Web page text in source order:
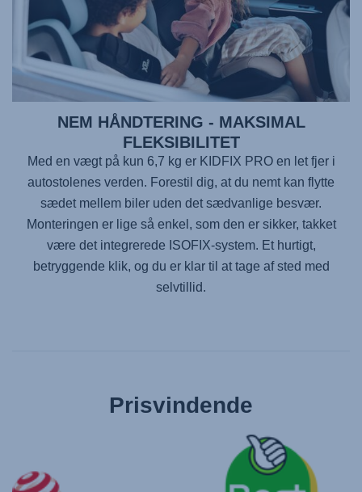
NEM HÅNDTERING - MAKSIMAL
FLEKSIBILITET
Med en vægt på kun 6,7 kg er KIDFIX PROen let fjer i
autostolenes verden. Forestil dig, at du nemt kan flytte
sædet mellem biler uden det sædvanlige besvær.
Monteringen er lige så enkel, som den er sikker, takket
være det integrerede ISOFIX-system. Et hurtigt,
betryggende klik, og du er klar til at tage af sted med
selvtillid.
Prisvindende